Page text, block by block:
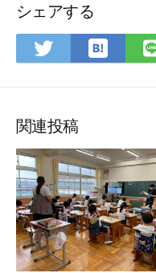
シェアする
Twitter
で
ア
は
て
ク
マ
ー
ク
に
保
存
関連投稿